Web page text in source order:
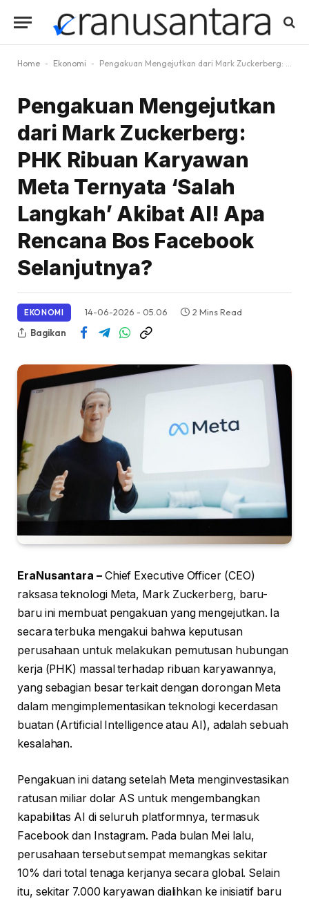
Home - Ekonomi - Pengakuan Mengejutkan dari Mark Zuckerberg: PHK Ribuan Karyawan Meta Ternyata ‘Salah Langkah’ Akibat AI! Apa Rencana Bos Facebook Selanjutnya?
Pengakuan Mengejutkan
dari Mark Zuckerberg:
PHK Ribuan Karyawan
Meta Ternyata ‘Salah
Langkah’ Akibat AI! Apa
Rencana Bos Facebook
Selanjutnya?
EKONOMI 14-06-2026 - 05.06
2 Mins Read
Bagikan
EraNusantara –Chief Executive Officer (CEO)
raksasa teknologi Meta, Mark Zuckerberg, baru-
baru ini membuat pengakuan yang mengejutkan. Ia
secara terbuka mengakui bahwa keputusan
perusahaan untuk melakukan pemutusan hubungan
kerja (PHK) massal terhadap ribuan karyawannya,
yang sebagian besar terkait dengan dorongan Meta
dalam mengimplementasikan teknologi kecerdasan
buatan (Artificial Intelligence atau AI), adalah sebuah
kesalahan.
Pengakuan ini datang setelah Meta menginvestasikan
ratusan miliar dolar AS untuk mengembangkan
kapabilitas AI di seluruh platformnya, termasuk
Facebook dan Instagram. Pada bulan Mei lalu,
perusahaan tersebut sempat memangkas sekitar
10% dari total tenaga kerjanya secara global. Selain
itu, sekitar 7.000 karyawan dialihkan ke inisiatif baru